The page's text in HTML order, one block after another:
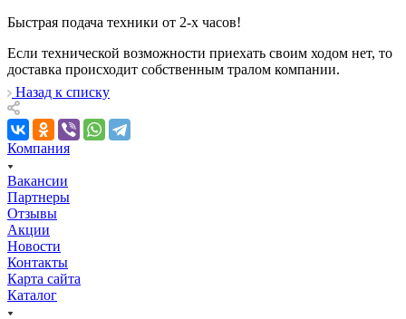
Быстрая подача техники от 2-х часов!
Если технической возможности приехать своим ходом нет, то
доставка проиcходит собственным тралом компании.
Назад к списку
Компания
Вакансии
Партнеры
Отзывы
Акции
Новости
Контакты
Карта сайта
Каталог